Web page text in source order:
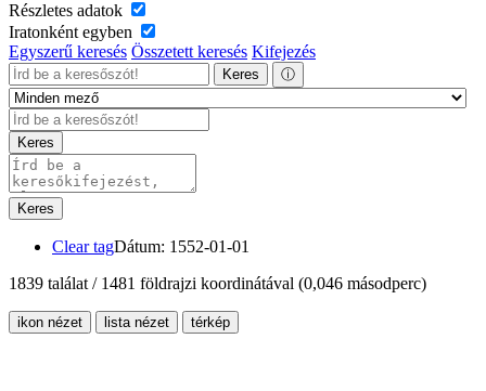
Részletes adatok
Iratonként egyben
Egyszerű keresés Összetett keresés Kifejezés
Keres ⓘ
Keres
Keres
Clear tagDátum: 1552-01-01
1839 találat / 1481 földrajzi koordinátával (0,046 másodperc)
ikon nézet lista nézet térkép